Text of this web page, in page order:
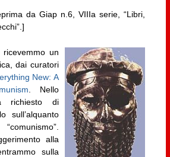
da Giap n.6, VIIIa serie, “Libri,
ricevemmo un
dai curatori
New: A
. Nello
richiesto di
sull’alquanto
alla
sulla